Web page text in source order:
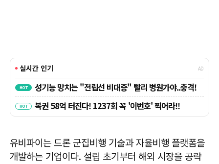
유비파이는 드론 군집비행 기술과 자율비행 플랫폼을
개발하는 기업이다. 설립 초기부터 해외 시장을 공략